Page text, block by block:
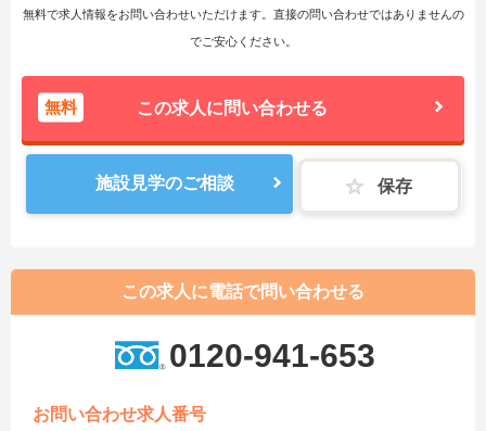
無料で求人情報をお問い合わせいただけます。直接の問い合わせではありませんの
でご安心ください。
無料 この求人に問い合わせる
施設見学のご相談 保存
この求人に電話で問い合わせる
0120-941-653
お問い合わせ求人番号